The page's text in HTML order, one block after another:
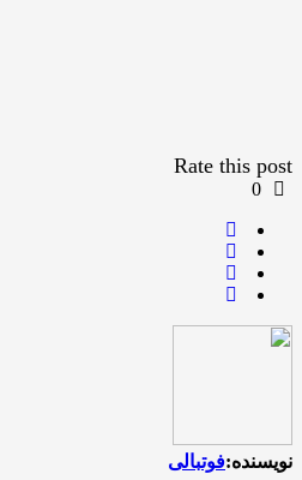
Rate this post
0
نویسنده:فوتبالی